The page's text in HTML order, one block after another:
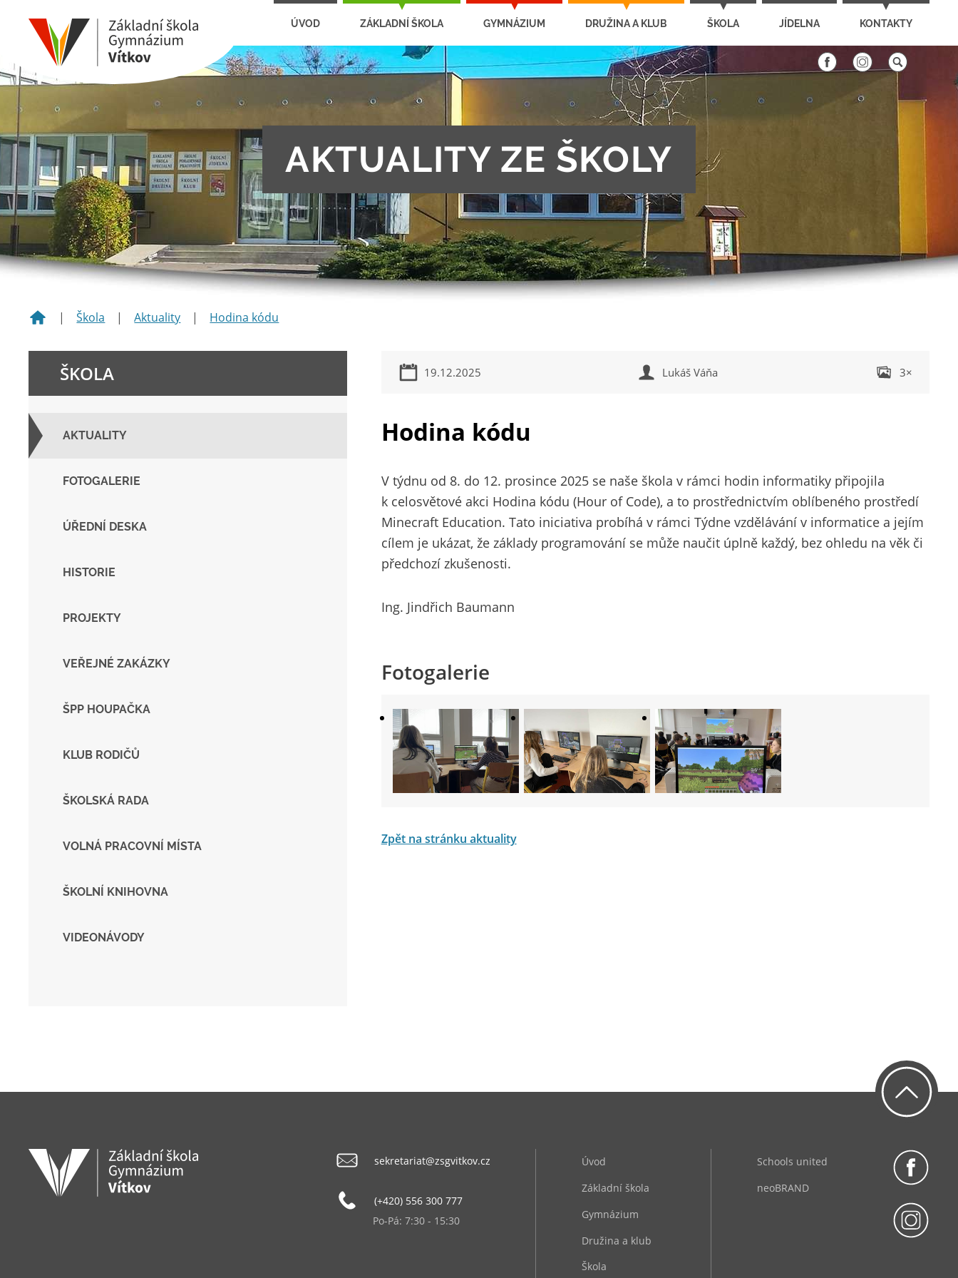
ÚVOD ZÁKLADNÍ ŠKOLA GYMNÁZIUM DRUŽINA A KLUB ŠKOLA JÍDELNA KONTAKTY
AKTUALITY ZE ŠKOLY
| Škola | Aktuality | Hodina kódu
19.12.2025 Lukáš Váňa 3×
Hodina kódu
V týdnu od 8. do 12. prosince 2025 se naše škola v rámci hodin informatiky připojila
k celosvětové akci Hodina kódu (Hour of Code), a to prostřednictvím oblíbeného prostředí
Minecraft Education. Tato iniciativa probíhá v rámci Týdne vzdělávání v informatice a jejím
cílem je ukázat, že základy programování se může naučit úplně každý, bez ohledu na věk či
předchozí zkušenosti.
Ing. Jindřich Baumann
Fotogalerie
Zpět na stránku aktuality
ŠKOLA
AKTUALITY
FOTOGALERIE
ÚŘEDNÍ DESKA
HISTORIE
PROJEKTY
VEŘEJNÉ ZAKÁZKY
ŠPP HOUPAČKA
KLUB RODIČŮ
ŠKOLSKÁ RADA
VOLNÁ PRACOVNÍ MÍSTA
ŠKOLNÍ KNIHOVNA
VIDEONÁVODY
sekretariat@zsgvitkov.cz
(+420) 556 300 777
Po-Pá: 7:30 - 15:30
Úvod
Základní škola
Gymnázium
Družina a klub
Škola
Schools united
neoBRAND